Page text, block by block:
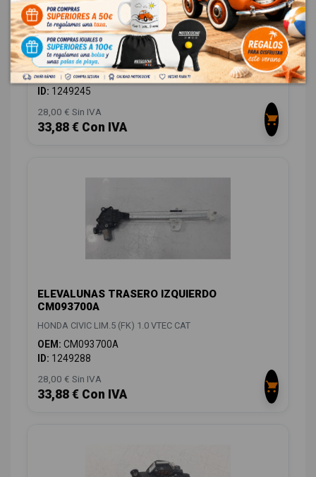
CERRADURA PUERTA TRASERA IZQUIERDA
72651TEXY000
HONDA CIVIC LIM.5 (FK) 1.0 VTEC CAT
OEM: 72651TEXY000
ID: 1249245
28,00 € Sin IVA
33,88 € Con IVA
ELEVALUNAS TRASERO IZQUIERDO
CM093700A
HONDA CIVIC LIM.5 (FK) 1.0 VTEC CAT
OEM: CM093700A
ID: 1249288
28,00 € Sin IVA
33,88 € Con IVA